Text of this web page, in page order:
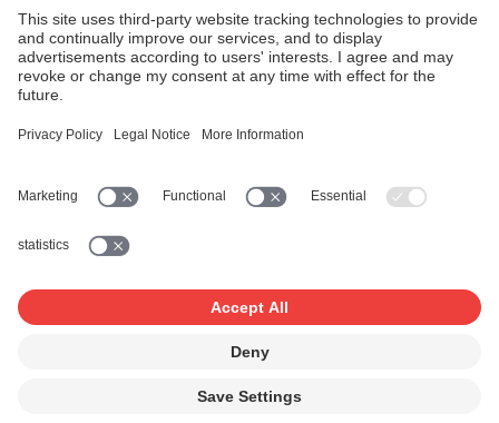
News & Calendar
FONDATION SUISA ↗
Facebook
SUISAblog
Disclaimer Privacy Policy